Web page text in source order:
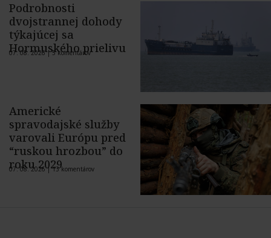
Podrobnosti
dvojstrannej dohody
týkajúcej sa
Hormuského prielivu
07. 08. 2026 |5 komentárov
Americké
spravodajské služby
varovali Európu pred
“ruskou hrozbou” do
roku 2029
07. 08. 2026 |13 komentárov